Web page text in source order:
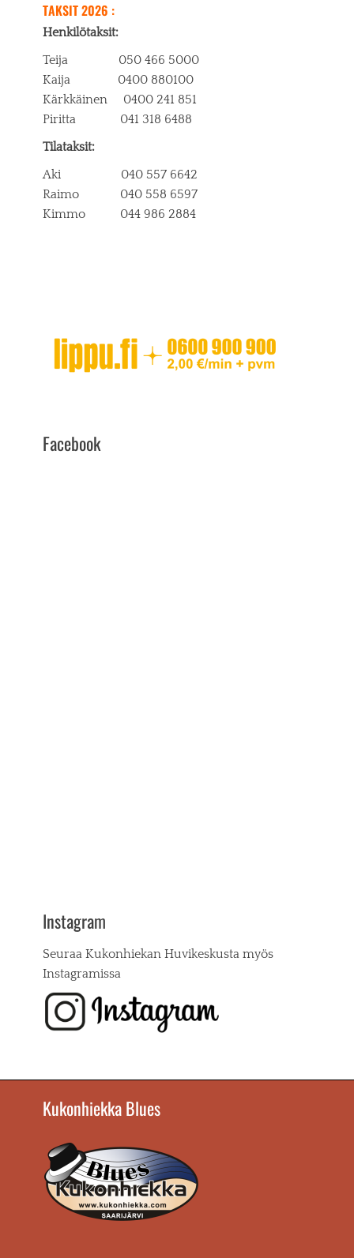
TAKSIT 2026 :
Henkilötaksit:
Teija 050 466 5000
Kaija 0400 880100
Kärkkäinen 0400 241 851
Piritta 041 318 6488
Tilataksit:
Aki 040 557 6642
Raimo 040 558 6597
Kimmo 044 986 2884
Facebook
Instagram
Seuraa Kukonhiekan Huvikeskusta myös
Instagramissa
Kukonhiekka Blues